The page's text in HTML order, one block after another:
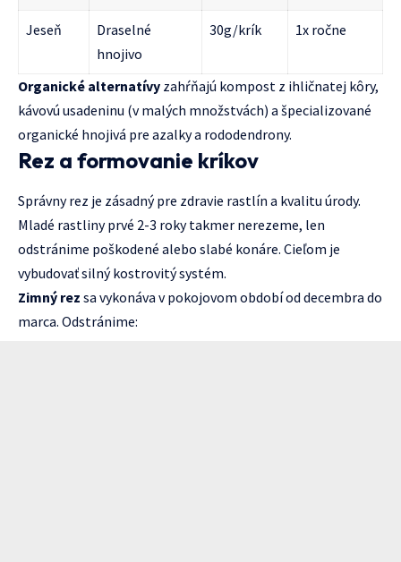
Jeseň
Draselné
hnojivo
30g/krík 1x ročne
Organické alternatívy zahŕňajú kompost z ihličnatej kôry,
kávovú usadeninu (v malých množstvách) a špecializované
organické hnojivá pre azalky a rododendrony.
Rez a formovanie kríkov
Správny rez je zásadný pre zdravie rastlín a kvalitu úrody.
Mladé rastliny prvé 2-3 roky takmer nerezeme, len
odstránime poškodené alebo slabé konáre. Cieľom je
vybudovať silný kostrovitý systém.
Zimný rez sa vykonáva v pokojovom období od decembra do
marca. Odstránime: